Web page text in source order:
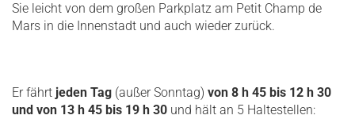
Sie leicht von dem großen Parkplatz am Petit Champ de
Mars in die Innenstadt und auch wieder zurück.
Er fährt jeden Tag (außer Sonntag) von 8 h 45 bis 12 h 30
und von 13 h 45 bis 19 h 30 und hält an 5 Haltestellen: